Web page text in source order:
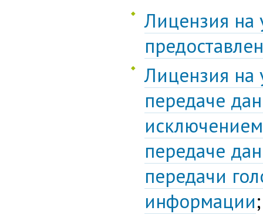
Лицензия на
Лицензия на
передаче
передаче
передачи
информации;